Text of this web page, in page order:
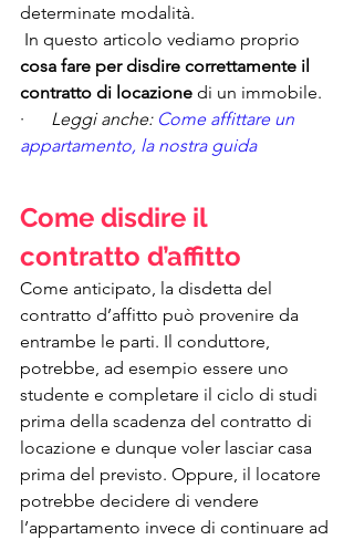
determinate modalità.
In questo articolo vediamo proprio
cosa fare per disdire correttamente il
contratto di locazione di un immobile.
·
Leggi anche: Come affittare un
appartamento, la nostra guida
Come disdire il
contratto d’affitto
Come anticipato, la disdetta del
contratto d’affitto può provenire da
entrambe le parti. Il conduttore,
potrebbe, ad esempio essere uno
studente e completare il ciclo di studi
prima della scadenza del contratto di
locazione e dunque voler lasciar casa
prima del previsto. Oppure, il locatore
potrebbe decidere di vendere
l’appartamento invece di continuare ad